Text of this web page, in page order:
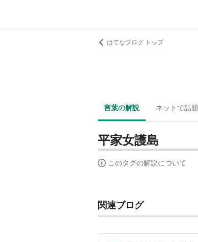
はてなブログ トップ
言葉の解説 ネットで話題
平家女護島
このタグの解説について
関連ブログ